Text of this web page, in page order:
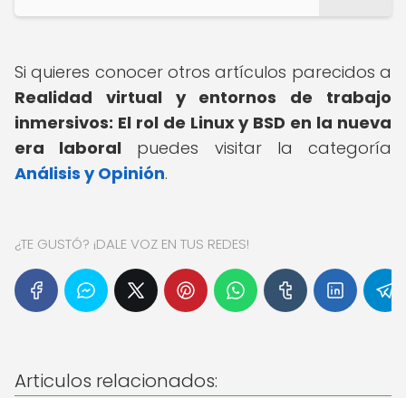
Si quieres conocer otros artículos parecidos a
Realidad virtual y entornos de trabajo
inmersivos: El rol de Linux y BSD en la nueva
era laboral puedes visitar la categoría
Análisis y Opinión.
¿TE GUSTÓ? ¡DALE VOZ EN TUS REDES!
Articulos relacionados: